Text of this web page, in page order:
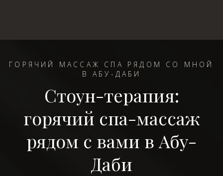
ГОРЯЧИЙ МАССАЖ СПА РЯДОМ СО МНОЙ
В АБУ-ДАБИ
Стоун-терапия:
горячий спа-массаж
рядом с вами в Абу-
Даби